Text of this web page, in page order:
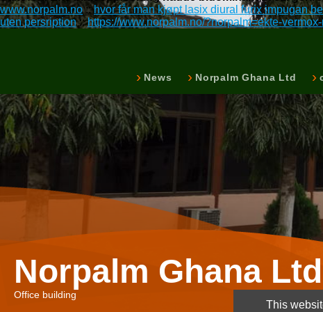
www.norpalm.no::hvor får man kjøpt lasix diural furix impugan
uten persription::https://www.norpalm.no/?norpalm=ekte-
News Norpalm Ghana Ltd
Norpalm Ghana
Office building
This